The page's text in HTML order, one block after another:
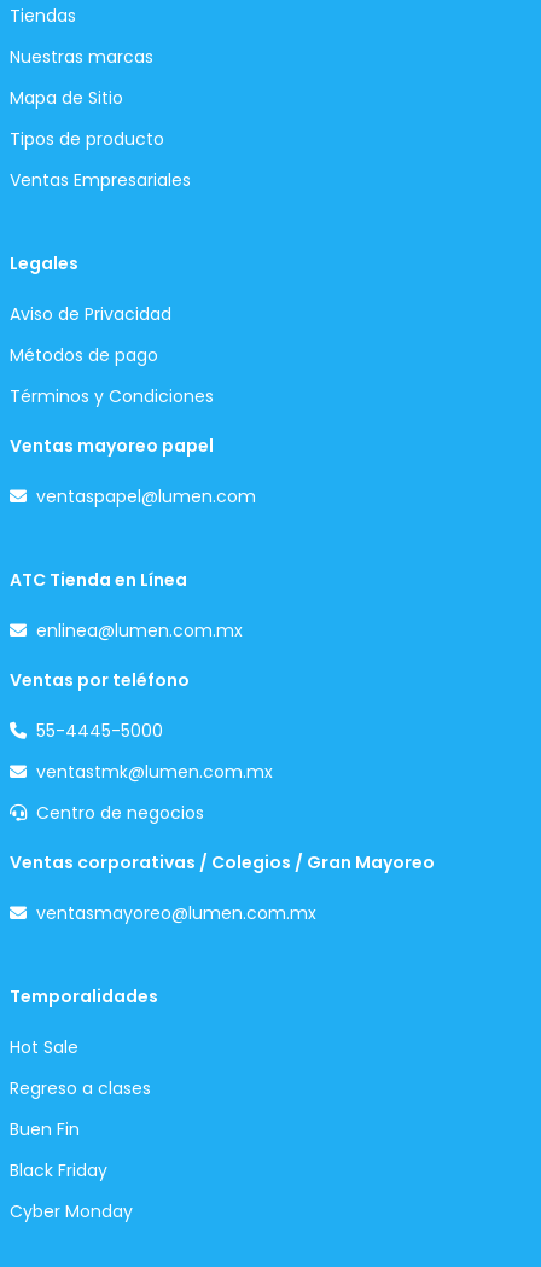
Tiendas
Nuestras marcas
Mapa de Sitio
Tipos de producto
Ventas Empresariales
Legales
Aviso de Privacidad
Métodos de pago
Términos y Condiciones
Ventas mayoreo papel
ventaspapel@lumen.com
ATC Tienda en Línea
enlinea@lumen.com.mx
Ventas por teléfono
55-4445-5000
ventastmk@lumen.com.mx
Centro de negocios
Ventas corporativas / Colegios / Gran Mayoreo
ventasmayoreo@lumen.com.mx
Temporalidades
Hot Sale
Regreso a clases
Buen Fin
Black Friday
Cyber Monday